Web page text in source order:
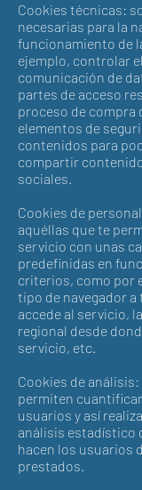
Cookies técnicas:
necesarias para la
funcionamiento de
ejemplo, controlar
comunicación de
partes de acceso
proceso de compra
elementos de
contenidos para
compartir
sociales.
Cookies de
aquéllas que te
servicio con unas
predefinidas en
criterios, como por
tipo de navegador a
accede al servicio,
regional desde
servicio, etc.
Cookies de
permiten
usuarios y así
análisis estadístico
hacen los usuarios
prestados.